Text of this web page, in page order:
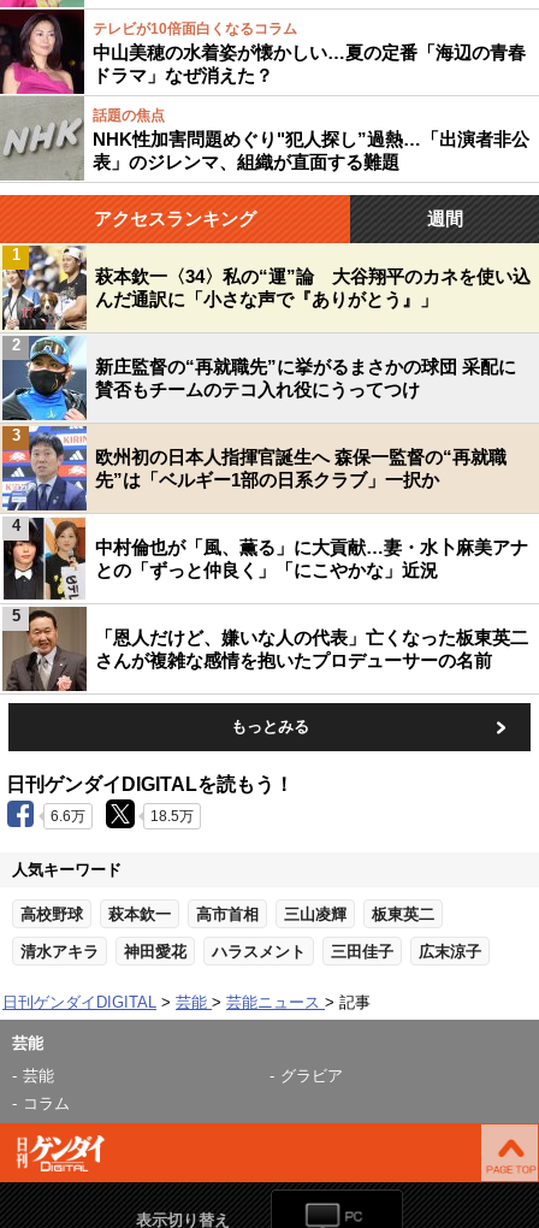
テレビが10倍面白くなるコラム
中山美穂の水着姿が懐かしい…夏の定番「海辺の青春
ドラマ」なぜ消えた？
話題の焦点
NHK性加害問題めぐり"犯人探し”過熱…「出演者非公
表」のジレンマ、組織が直面する難題
アクセスランキング 週間
萩本欽一〈34〉私の“運”論 大谷翔平のカネを使い込
んだ通訳に「小さな声で『ありがとう』」
1
新庄監督の“再就職先”に挙がるまさかの球団 采配に
賛否もチームのテコ入れ役にうってつけ
2
欧州初の日本人指揮官誕生へ 森保一監督の“再就職
先”は「ベルギー1部の日系クラブ」一択か
3
中村倫也が「風、薫る」に大貢献…妻・水卜麻美アナ
との「ずっと仲良く」「にこやかな」近況
4
「恩人だけど、嫌いな人の代表」亡くなった板東英二
さんが複雑な感情を抱いたプロデューサーの名前
5
もっとみる
日刊ゲンダイDIGITALを読もう！
6.6万 18.5万
人気キーワード
高校野球 萩本欽一 高市首相 三山凌輝 板東英二
清水アキラ 神田愛花 ハラスメント 三田佳子 広末涼子
日刊ゲンダイDIGITAL 芸能 芸能ニュース 記事
芸能
芸能
グラビア
コラム
表示切り替え